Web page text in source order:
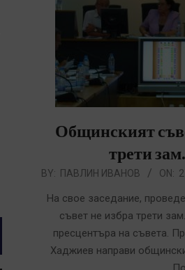
Общинският
трети
2012-
BY: ПАВЛИН ИВАНОВ ON:
На свое заседание,
съвет не избра трети
пресцентъра на съвета.
Хаджиев направи